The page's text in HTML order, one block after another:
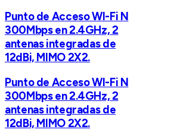
Punto de Acceso WI-Fi N
300Mbps en 2.4GHz, 2
antenas integradas de
12dBi, MIMO 2X2.
Punto de Acceso WI-Fi N
300Mbps en 2.4GHz, 2
antenas integradas de
12dBi, MIMO 2X2.